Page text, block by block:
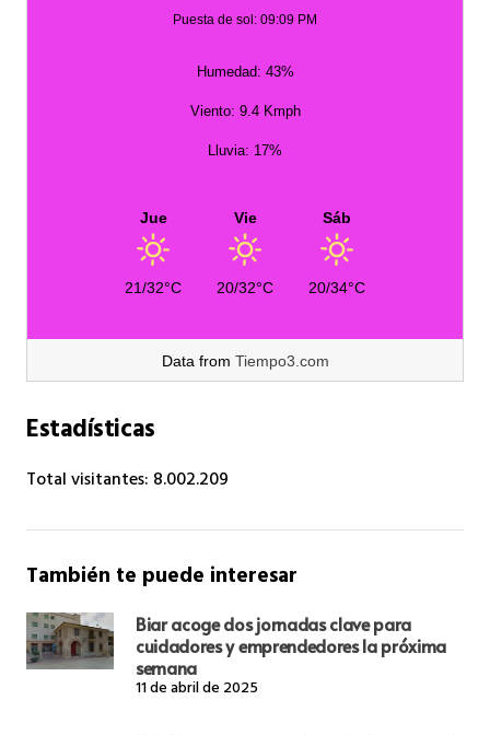
Puesta de sol: 09:09 PM
Humedad: 43%
Viento: 9.4 Kmph
Lluvia: 17%
Jue
21/32°C
Vie
20/32°C
Sáb
20/34°C
Data from Tiempo3.com
Estadísticas
Total visitantes: 8.002.209
También te puede interesar
Biar acoge dos jornadas clave para
cuidadores y emprendedores la próxima
semana
11 de abril de 2025